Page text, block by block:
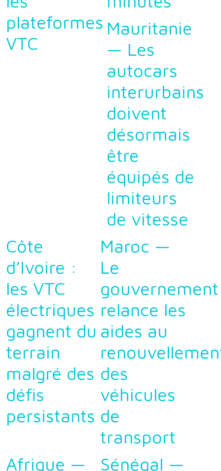
plateformes
VTC
Mauritanie
— Les
autocars
interurbains
doivent
désormais
être
équipés de
limiteurs
de vitesse
Côte
d’Ivoire :
les VTC
électriques
gagnent du
terrain
malgré des
défis
persistants
Maroc —
Le
gouvernement
relance les
aides au
des
véhicules
de
transport
Afrique —
Sénégal —